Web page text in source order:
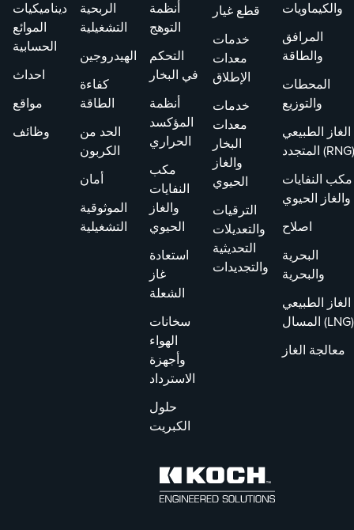
للاختراعات
والباب 35 من
قانون الولايات
287.
ديناميكيات
الموائع
الحسابية
احداث
مواقع
وظائف
الربحية
التشغيلية
الهيدروجين
كفاءة
الطاقة
الحد من
الكربون
أمان
الموثوقية
التشغيلية
أنظمة
التوهج
التحكم
في البخار
أنظمة
المؤكسد
الحراري
مكب
النفايات
والغاز
الحيوي
استعادة
غاز
الشعلة
سخانات
الهواء
وأجهزة
الاسترداد
حلول
الكبريت
قطع غيار
خدمات
معدات
الإطلاق
خدمات
معدات
البخار
والغاز
الحيوي
الترقيات
والتعديلات
التحديثية
والتجديدات
والكيماويات
المرافق
والطاقة
المحطات
والتوزيع
الغاز الطبيعي
المتجدد (RNG)
مكب النفايات
والغاز الحيوي
اصلاح
البحرية
والبحرية
الغاز الطبيعي
المسال (LNG)
معالجة الغاز